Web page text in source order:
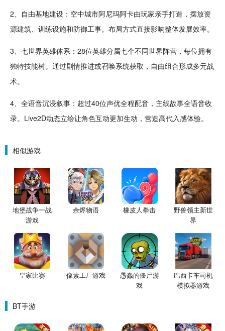
2、 自由基地建设 ：空中城市阿尼玛阿卡由玩家亲手打造，摆放资
源建筑、训练设施和防御工事。布局方式直接影响整体发展效率。
3、七世界英雄体系：28位英雄分属七个不同世界阵营，每位拥有
独特技能树。通过剧情推进或召唤系统获取，自由组合形成多元战
术。
4、全语音沉浸叙事：超过40位声优全程配音，主线故事全语音收
录。Live2D动态立绘让角色互动更加生动，营造高代入感体验。
相似游戏
地堡战争一战
游戏
余烬物语 橡皮人拳击
野兽领主新世
界
皇家比赛 像素工厂游戏
愚蠢的僵尸游
戏
巴西卡车司机
模拟器游戏
BT手游